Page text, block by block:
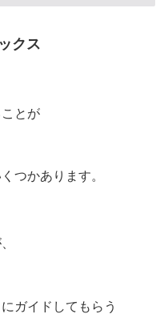
クス
とが
つかあります。
ガイドしてもらう